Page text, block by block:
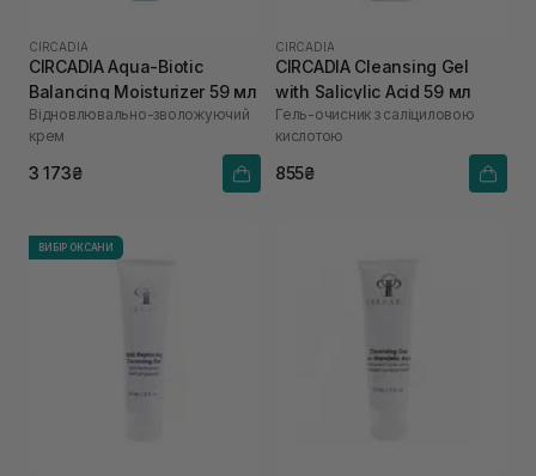
CIRCADIA
CIRCADIA Aqua-Biotic
Balancing Moisturizer 59 мл
Відновлювально-зволожуючий
крем
3 173₴
CIRCADIA
CIRCADIA Cleansing Gel
with Salicylic Acid 59 мл
Гель-очисник з саліциловою
кислотою
855₴
ВИБІР ОКСАНИ